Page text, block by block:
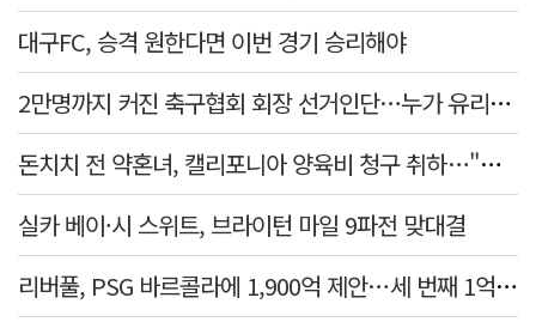
대구FC, 승격 원한다면 이번 경기 승리해야
2만명까지 커진 축구협회 회장 선거인단…누가 유리할까
돈치치 전 약혼녀, 캘리포니아 양육비 청구 취하…"합의로 해결"
실카 베이·시 스위트, 브라이턴 마일 9파전 맞대결
리버풀, PSG 바르콜라에 1,900억 제안…세 번째 1억 파운드 영입 추진